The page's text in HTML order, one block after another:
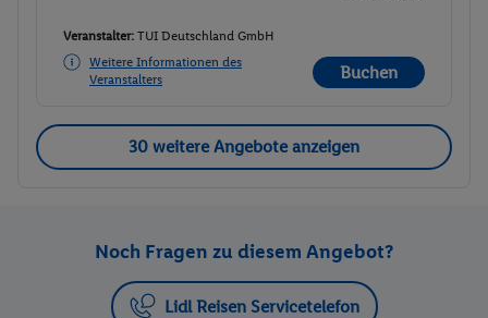
Veranstalter: TUI Deutschland GmbH
Weitere Informationen des
Veranstalters
Buchen
30 weitere Angebote anzeigen
Noch Fragen zu diesem Angebot?
Lidl Reisen Servicetelefon